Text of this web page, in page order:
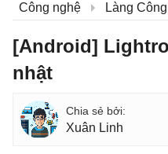
Công nghệ Làng
[Android]
nhật
Xuân Linh